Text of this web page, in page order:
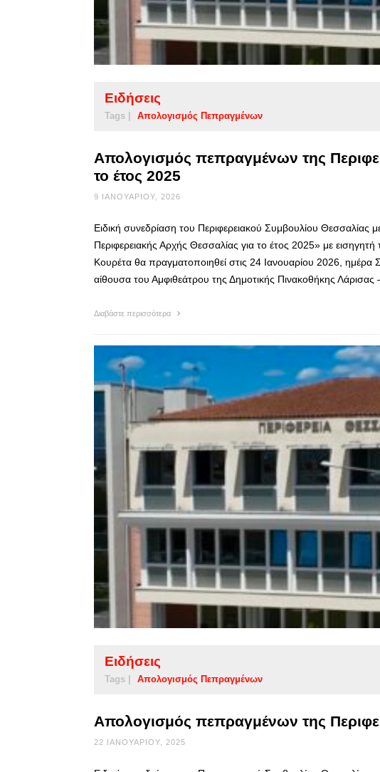
Ειδήσεις
Tags | Απολογισμός Πεπραγμένων
Απολογισμός πεπραγμένων της
το έτος 2025
9 ΙΑΝΟΥΑΡΊΟΥ, 2026
Ειδική συνεδρίαση του Περιφερειακού Συμβουλίου
Περιφερειακής Αρχής Θεσσαλίας για το έτος 2025» με
Κουρέτα θα πραγματοποιηθεί στις 24 Ιανουαρίου 2026,
αίθουσα του Αμφιθεάτρου της Δημοτικής Πινακοθήκης Λάρισας
Διαβάστε περισσότερα
Ειδήσεις
Tags | Απολογισμός Πεπραγμένων
Απολογισμός πεπραγμένων της
22 ΙΑΝΟΥΑΡΊΟΥ, 2025